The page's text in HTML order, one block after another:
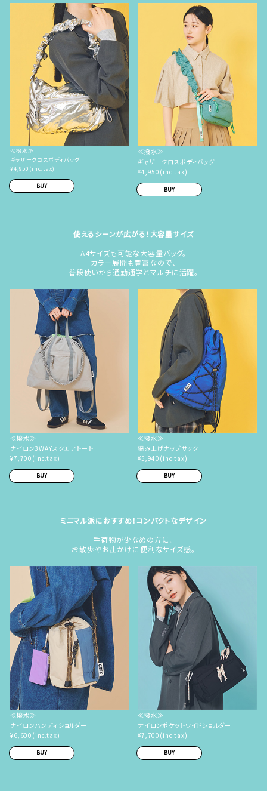
≪撥水≫
ギャザークロスボディバッグ
¥4,950(inc.tax)
BUY
≪撥水≫
ギャザークロスボディバッグ
¥4,950(inc.tax)
BUY
使えるシーンが広がる！大容量サイズ
A4サイズも可能な大容量バッグ。
カラー展開も豊富なので、
普段使いから通勤通学とマルチに活躍。
≪撥水≫
ナイロン3WAYスクエアトート
¥7,700(inc.tax)
BUY
≪撥水≫
編み上げナップサック
¥5,940(inc.tax)
BUY
ミニマル派におすすめ！コンパクトなデザイン
手荷物が少なめの方に。
お散歩やお出かけに便利なサイズ感。
≪撥水≫
ナイロンハンディショルダー
¥6,600(inc.tax)
BUY
≪撥水≫
ナイロンポケットワイドショルダー
¥7,700(inc.tax)
BUY